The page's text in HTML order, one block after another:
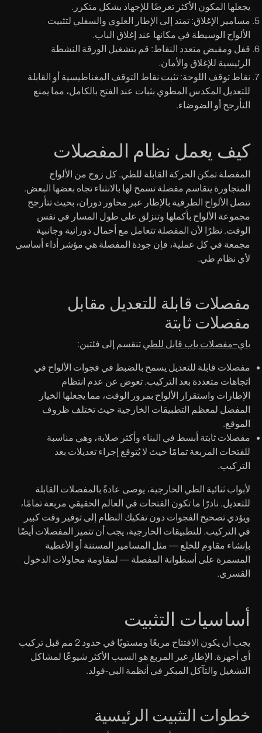
يجعلها المكون الأكثر تعرضًا للإجهاد بشكل متكرر.
مسامير الإغلاق: تمتد إلى الإطار العلوي والسفلي لتثبيت
الألواح الوسيطة في مكانها عند إغلاق الباب.
قفل ومقبض متعدد النقاط: قم بتشغيل الورقة النشطة
الرئيسية للإغلاق والأمان.
نقاط توقف اللوحة: تثبت نقاط التوقف المغناطيسية أو القابلة
للتعديل المكدس المطوي بثبات عند الفتح بالكامل، مما يمنع
التأرجح أو الضوضاء.
كيف يعمل نظام المفصلات
المفصلة تمكن الحركة القابلة للطي. كل زوج من الألواح
المتجاورة يتقاسم مفصلة تسمح لها بالانثناء تجاه بعضها البعض.
تتصل الألواح الطرفية بالإطار عبر محاور دوران، بحيث تتأرجح
مجموعة الألواح بأكملها وتنزلق على طول المسار في نفس
الوقت. نظرًا لأن المفصلة تتعامل مع أحمال دورانية وجانبية
مجمعة في كل عملية، فإن جودة المفصلة هي مؤشر أداء أساسي
لأي نظام طي.
مفصلات قابلة للتعديل مقابل
مفصلات ثابتة
باي–مفصلات باب قابل للطي تنقسم إلى فئتين:
مفصلات قابلة للتعديل يسمح بالضبط في فجوات الألواح في
اتجاهات متعددة بعد التركيب. تعوض عن عدم انتظام
الإطارات واستقرار الألواح بمرور الوقت، مما يجعلها الخيار
المفضل لمعظم التطبيقات الخارجية حيث تختلف ظروف
الموقع.
مفصلات ثابتة أبسط في البناء وأكثر صلابة، وهي مناسبة
للفتحات المربعة تمامًا حيث لا يُتوقع إجراء تعديلات بعد
التركيب.
لأبواب ثنائية الطي الخارجية، يوصى عادةً بالمفصلات القابلة
للتعديل. نادرًا ما تكون الفتحات في العالم الحقيقي مربعة تمامًا،
ويؤدي تصحيح الفجوات دون تفكيك النظام إلى توفير وقت كبير
في التركيب. للتطبيقات الخارجية، يجب أن تتميز المفصلات أيضًا
بإنشاء مقاوم للخلع — مثل المسامير المسننة أو الأغطية
المسمرة على أسطوانة المفصلة — لمقاومة محاولات الدخول
القسري.
أساسيات التثبيت
يجب أن يكون الافتتاح مربعًا ومستويًا في حدود 2 مم قبل تركيب
أي أجهزة. الإطار غير المربع هو السبب الأكثر شيوعًا لمشاكل
التشغيل والتآكل المبكر في أنظمة البي-فولد.
خطوات التثبيت الرئيسية